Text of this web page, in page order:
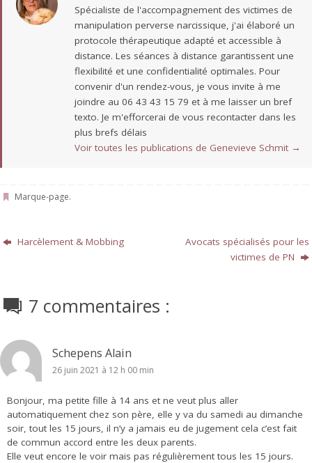
Spécialiste de l'accompagnement des victimes de
manipulation perverse narcissique, j'ai élaboré un
protocole thérapeutique adapté et accessible à
distance. Les séances à distance garantissent une
flexibilité et une confidentialité optimales. Pour
convenir d'un rendez-vous, je vous invite à me
joindre au 06 43 43 15 79 et à me laisser un bref
texto. Je m'efforcerai de vous recontacter dans les
plus brefs délais
Voir toutes les publications de Genevieve Schmit →
Marque-page.
Harcèlement & Mobbing
Avocats spécialisés pour les
victimes de PN
7 commentaires :
Schepens Alain
26 juin 2021 à 12 h 00 min
Bonjour, ma petite fille à 14 ans et ne veut plus aller
automatiquement chez son père, elle y va du samedi au dimanche
soir, tout les 15 jours, il n’y a jamais eu de jugement cela c’est fait
de commun accord entre les deux parents.
Elle veut encore le voir mais pas régulièrement tous les 15 jours.